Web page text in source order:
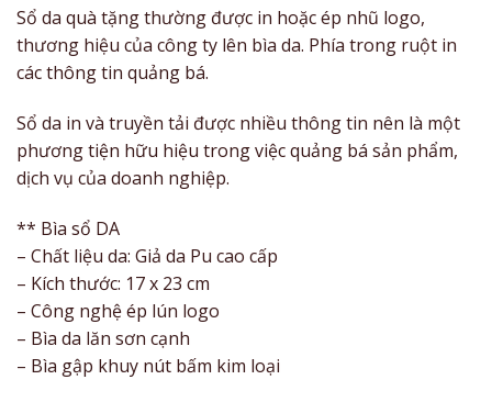
Sổ da quà tặng thường được in hoặc ép nhũ logo,
thương hiệu của công ty lên bìa da. Phía trong ruột in
các thông tin quảng bá.
Sổ da in và truyền tải được nhiều thông tin nên là một
phương tiện hữu hiệu trong việc quảng bá sản phẩm,
dịch vụ của doanh nghiệp.
** Bìa sổ DA
– Chất liệu da: Giả da Pu cao cấp
– Kích thước: 17 x 23 cm
– Công nghệ ép lún logo
– Bìa da lăn sơn cạnh
– Bìa gập khuy nút bấm kim loại